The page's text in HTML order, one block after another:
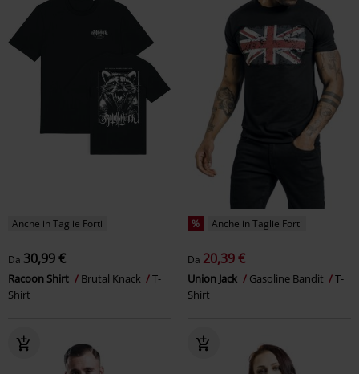
Anche in Taglie Forti
Da 30,99 €
Racoon Shirt Brutal Knack
T-
Shirt
% Anche in Taglie Forti
Da 20,39 €
Union Jack Gasoline Bandit
T-
Shirt